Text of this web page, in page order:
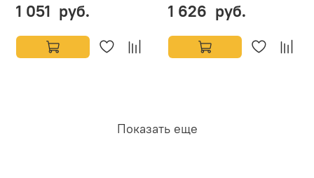
1 051 руб. 1 626 руб.
Показать еще